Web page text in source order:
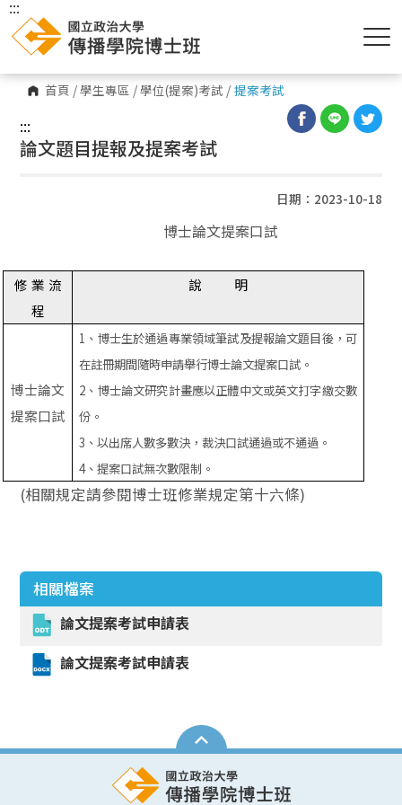
首頁 /學生專區 /學位(提案)考試 / 提案考試
:::
:::
論文題目提報及提案考試
日期：2023-10-18
博士論文提案口試
修 業 流
程
說 明
博士論文
提案口試
1 、博士生於通過專業領域筆試及提報論文題目後，可
在註冊期間隨時申請舉行博士論文提案口試。
2 、博士論文研究計畫應以正體中文或英文打字繳交數
份。
3 、以出席人數多數決，裁決口試通過或不通過。
4、提案口試無次數限制。
(相關規定請參閱博士班修業規定第十六條)
相關檔案
論文提案考試申請表
論文提案考試申請表